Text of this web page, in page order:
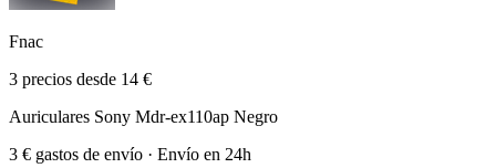
Fnac
3 precios desde 14 €
Auriculares Sony Mdr-ex110ap Negro
3 € gastos de envío · Envío en 24h